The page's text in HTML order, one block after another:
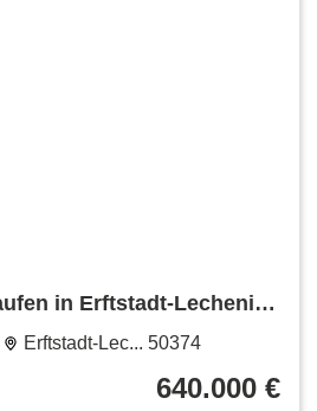
in Erftstadt-Lechenich
Erftstadt-Lec... 50374
640.000 €